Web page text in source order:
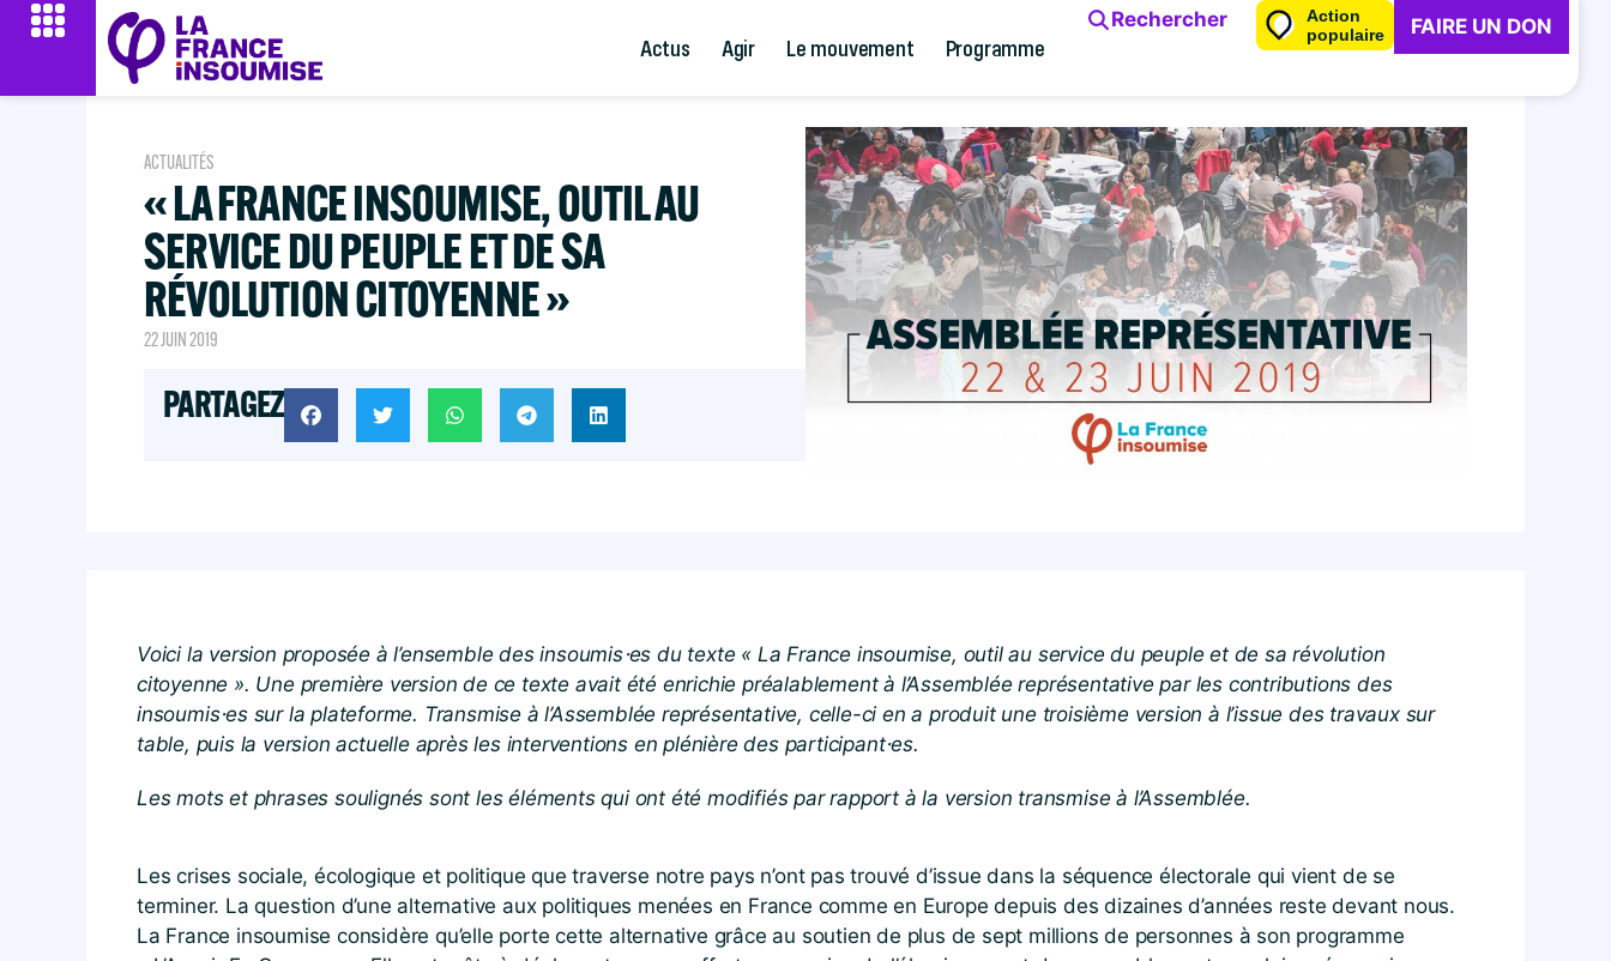
Actus Agir Le mouvement Programme
Rechercher
Action
populaire
FAIRE UN DON
ACTUALITÉS
« LA FRANCE INSOUMISE, OUTIL AU
SERVICE DU PEUPLE ET DE SA
RÉVOLUTION CITOYENNE »
22 JUIN 2019
PARTAGEZ
Voici la version proposée à l’ensemble des insoumis⋅es du texte « La France insoumise, outil au service du peuple et de sa révolution
citoyenne ». Une première version de ce texte avait été enrichie préalablement à l’Assemblée représentative par les contributions des
insoumis⋅es sur la plateforme. Transmise à l’Assemblée représentative, celle-ci en a produit une troisième version à l’issue des travaux sur
table, puis la version actuelle après les interventions en plénière des participant⋅es.
Les mots et phrases soulignés sont les éléments qui ont été modifiés par rapport à la version transmise à l’Assemblée.
Les crises sociale, écologique et politique que traverse notre pays n’ont pas trouvé d’issue dans la séquence électorale qui vient de se
terminer. La question d’une alternative aux politiques menées en France comme en Europe depuis des dizaines d’années reste devant nous.
La France insoumise considère qu’elle porte cette alternative grâce au soutien de plus de sept millions de personnes à son programme